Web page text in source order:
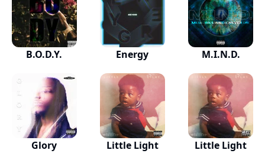
B.O.D.Y. Energy M.I.N.D.
Glory Little Light Little Light